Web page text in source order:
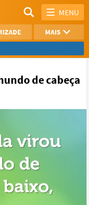
MENU
MAIS
AGRADECIMENTO
de cabeça